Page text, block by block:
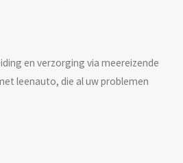
en verzorging via meereizende
leenauto, die al uw problemen